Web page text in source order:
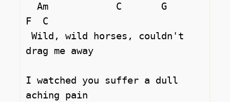
  Am            C       G
F  C
Wild, wild horses, couldn't
drag me away
I watched you suffer а dull
aching pain